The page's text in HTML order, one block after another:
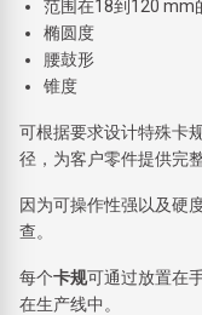
范围在18到120 mm
椭圆度
腰鼓形
锥度
可根据要求设计特殊卡
径，为客户零件提供完
因为可操作性强以及硬
查。
每个卡规可通过放置在
在生产线中。